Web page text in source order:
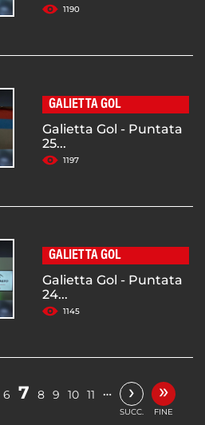
1190
GALIETTA GOL
Galietta Gol - Puntata
25...
1197
GALIETTA GOL
Galietta Gol - Puntata
24...
1145
6 7 8 9 10 11 … ›
SUCC.
»
FINE